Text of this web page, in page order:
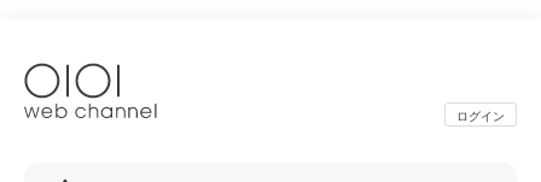
ログイン